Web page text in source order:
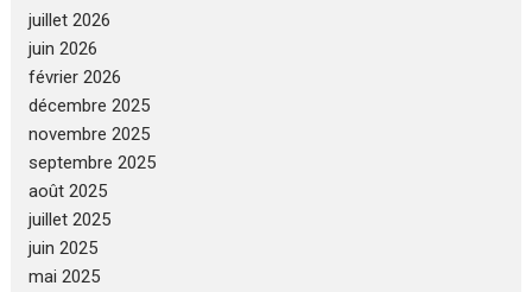
juillet 2026
juin 2026
février 2026
décembre 2025
novembre 2025
septembre 2025
août 2025
juillet 2025
juin 2025
mai 2025